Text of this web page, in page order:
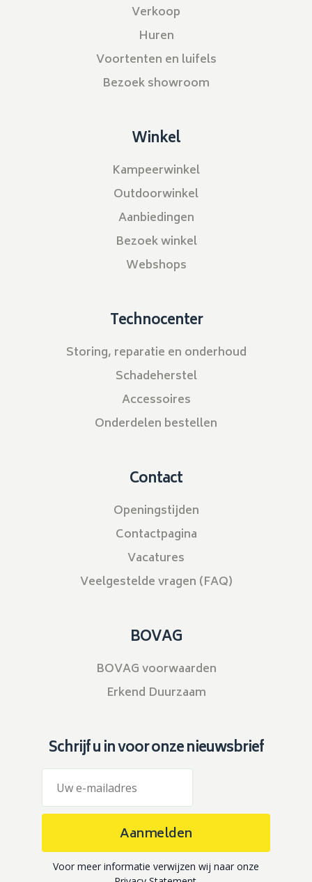
Verkoop
Huren
Voortenten en luifels
Bezoek showroom
Winkel
Kampeerwinkel
Outdoorwinkel
Aanbiedingen
Bezoek winkel
Webshops
Technocenter
Storing, reparatie en onderhoud
Schadeherstel
Accessoires
Onderdelen bestellen
Contact
Openingstijden
Contactpagina
Vacatures
Veelgestelde vragen (FAQ)
BOVAG
BOVAG voorwaarden
Erkend Duurzaam
Schrijf u in voor onze nieuwsbrief
Aanmelden
Voor meer informatie verwijzen wij naar onze